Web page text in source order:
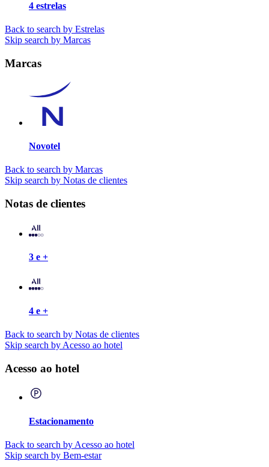
4 estrelas
Back to search by Estrelas
Skip search by Marcas
Marcas
Novotel
Back to search by Marcas
Skip search by Notas de clientes
Notas de clientes
3 e +
4 e +
Back to search by Notas de clientes
Skip search by Acesso ao hotel
Acesso ao hotel
Estacionamento
Back to search by Acesso ao hotel
Skip search by Bem-estar